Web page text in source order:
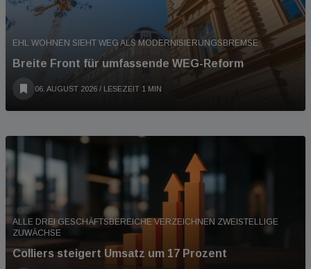
EHL WOHNEN SIEHT WEG ALS MODERNISIERUNGSBREMSE
Breite Front für umfassende WEG-Reform
06. AUGUST 2026 / LESEZEIT 1 MIN
ALLE DREI GESCHÄFTSBEREICHE VERZEICHNEN ZWEISTELLIGE
ZUWÄCHSE
Colliers steigert Umsatz um 17 Prozent